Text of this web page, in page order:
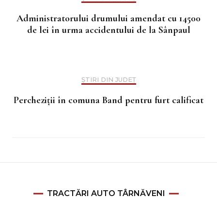
Administratorului drumului amendat cu 14500
de lei în urma accidentului de la Sânpaul
ȘTIRI DIN JUDEȚ
Percheziții în comuna Band pentru furt calificat
TRACTĂRI AUTO TÂRNĂVENI